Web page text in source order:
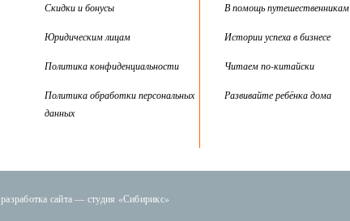
Скидки и бонусы
Юридическим лицам
Политика конфиденциальности
Политика обработки персональных
данных
В помощь путешественникам
Истории успеха в бизнесе
Читаем по-китайски
Развивайте ребёнка дома
разработка сайта — студия «Сибирикс»